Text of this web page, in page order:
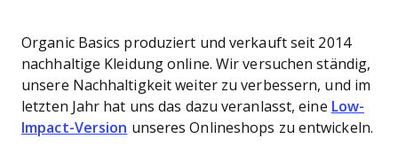
Organic Basics produziert und verkauft seit 2014
nachhaltige Kleidung online. Wir versuchen ständig,
unsere Nachhaltigkeit weiter zu verbessern, und im
letzten Jahr hat uns das dazu veranlasst, eine Low-
Impact-Version unseres Onlineshops zu entwickeln.